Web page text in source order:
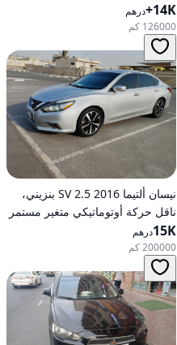
للدفع الأمامي
14K+ درهم
126000 كم
نيسان ألتيما 2016 2.5 SV بنزيني،
ناقل حركة أوتوماتيكي متغير مستمر
(CVT)، دفع أمامي15Kدرهم
200000 كم